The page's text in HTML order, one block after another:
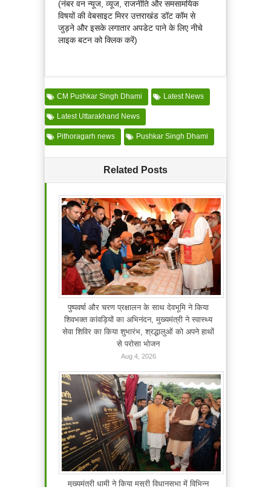
(नंबर वन न्यूज, व्यूज, राजनीति और समसामयिक
विषयों की वेबसाइट मिरर उत्तराखंड डॉट कॉम से
जुड़ने और इसके लगातार अपडेट पाने के लिए नीचे
लाइक बटन को क्लिक करें)
CM Pushkar Singh Dhami Latest News
Latest Uttarakhand News
Pithoragarh news Pushkar Singh Dhami
Related Posts
पुष्पवर्षा और चरण प्रक्षालन के साथ देवभूमि ने किया
शिवभक्त कांवड़ियों का अभिनंदन, मुख्यमंत्री ने स्वास्थ्य
सेवा शिविर का किया शुभारंभ, श्रद्धालुओं को अपने हाथों
से परोसा भोजन
Aug 4, 2026
मुख्यमंत्री धामी ने किया मसूरी विधानसभा में विभिन्न